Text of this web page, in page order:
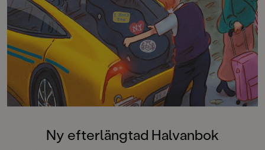
Ny efterlängtad Halvanbok